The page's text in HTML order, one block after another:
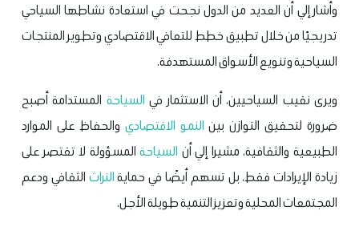
وأشار إلي أن العديد من الدول نجحت في استعادة نشاطها السياحي
تدريجيًا من خلال تطبيق خطط للتعافي الاقتصادي وتطوير المنتجات
السياحية وتنويع الأسواق المستهدفة.
ويرى نقيب السياحيين، أن الاستثمار في السياحة المستدامة أصبح
ضرورة لتحقيق التوازن بين النمو الاقتصادي والحفاظ على الموارد
الطبيعية والثقافية، مشيرا إلي أن السياحةالمسؤولة لا تقتصر على
زيادة الإيرادات فقط، بل تسهم أيضًا في حمايةالتراث الثقافي ودعم
المجتمعات المحلية وتعزيز التنمية طويلة الأجل.